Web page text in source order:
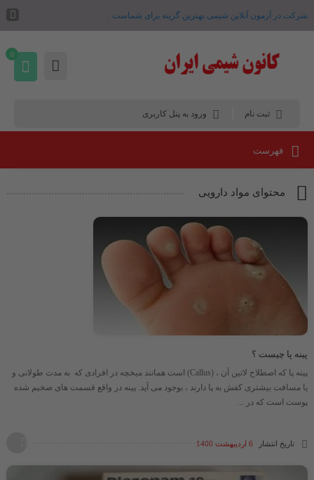
شرکت در آزمون آنلاین شیمی بهترین گزینه برای شماست .
ثبت نام ورود به پنل کاربری
0
فهرست
محتوای مواد دارویی
پینه پا چیست ؟
پینه پا که اصطلاح لاتین آن ، (Callus) است همانند میخچه در افرادی که به مدت طولانی و
یا مسافت بیشتری کفش به پا دارند ، بوجود می آید. پینه در واقع قسمت های ضخیم شده
پوست است که در ...
تاریخ انتشار 6 اردیبهشت 1400